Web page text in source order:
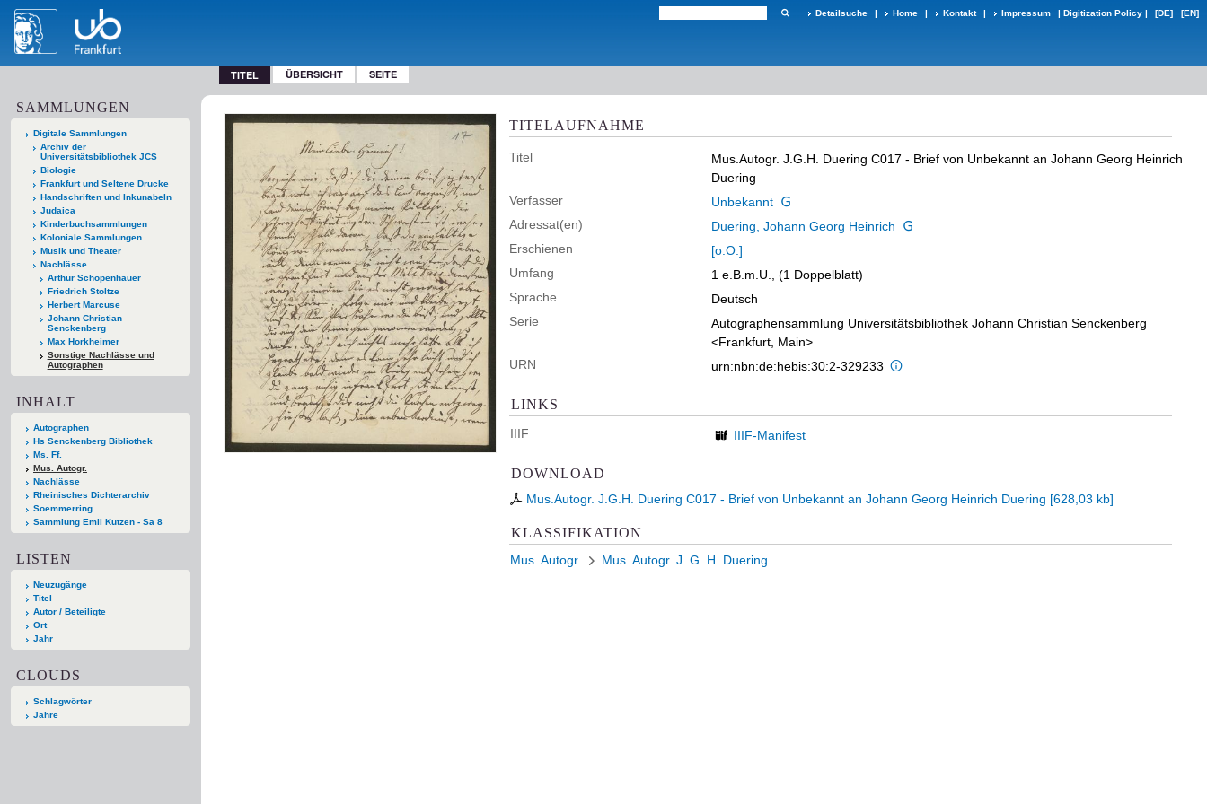
Detailsuche | Home | Kontakt | Impressum | Digitization Policy | [DE] [EN]
TITEL ÜBERSICHT SEITE
SAMMLUNGEN
Digitale Sammlungen
Archiv der
Universitätsbibliothek JCS
Biologie
Frankfurt und Seltene Drucke
Handschriften und Inkunabeln
Judaica
Kinderbuchsammlungen
Koloniale Sammlungen
Musik und Theater
Nachlässe
Arthur Schopenhauer
Friedrich Stoltze
Herbert Marcuse
Johann Christian
Senckenberg
Max Horkheimer
Sonstige Nachlässe und
Autographen
INHALT
Autographen
Hs Senckenberg Bibliothek
Ms. Ff.
Mus. Autogr.
Nachlässe
Rheinisches Dichterarchiv
Soemmerring
Sammlung Emil Kutzen - Sa 8
LISTEN
Neuzugänge
Titel
Autor / Beteiligte
Ort
Jahr
CLOUDS
Schlagwörter
Jahre
TITELAUFNAHME
Titel
Mus.Autogr. J.G.H. Duering C017 - Brief von Unbekannt an Johann Georg Heinrich
Duering
Verfasser
Unbekannt
Adressat(en)
Duering, Johann Georg Heinrich
Erschienen
[o.O.]
Umfang
1 e.B.m.U., (1 Doppelblatt)
Sprache
Deutsch
Serie
Autographensammlung Universitätsbibliothek Johann Christian Senckenberg
<Frankfurt, Main>
URN
urn:nbn:de:hebis:30:2-329233
LINKS
IIIF IIIF-Manifest
DOWNLOAD
Mus.Autogr. J.G.H. Duering C017 - Brief von Unbekannt an Johann Georg Heinrich Duering [628,03 kb]
KLASSIFIKATION
Mus. Autogr. Mus. Autogr. J. G. H. Duering